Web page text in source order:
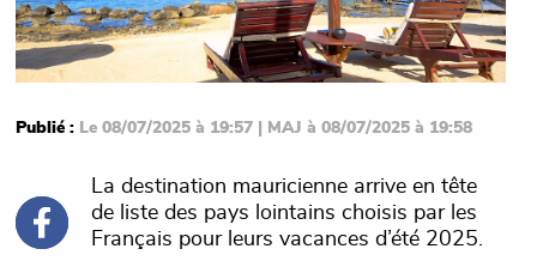
Publié : Le 08/07/2025 à 19:57 | MAJ à 08/07/2025 à 19:58
La destination mauricienne arrive en tête
de liste des pays lointains choisis par les
Français pour leurs vacances d’été 2025.